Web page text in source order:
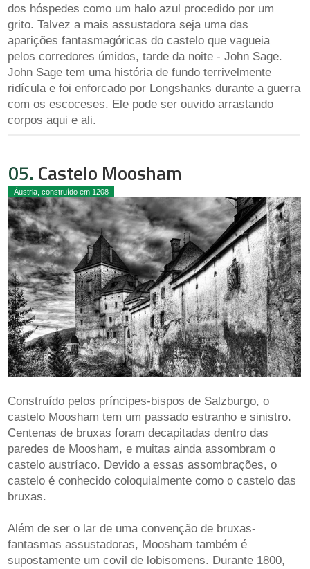
dos hóspedes como um halo azul procedido por um
grito. Talvez a mais assustadora seja uma das
aparições fantasmagóricas do castelo que vagueia
pelos corredores úmidos, tarde da noite - John Sage.
John Sage tem uma história de fundo terrivelmente
ridícula e foi enforcado por Longshanks durante a guerra
com os escoceses. Ele pode ser ouvido arrastando
corpos aqui e ali.
05. Castelo Moosham
Áustria, construído em 1208
Construído pelos príncipes-bispos de Salzburgo, o
castelo Moosham tem um passado estranho e sinistro.
Centenas de bruxas foram decapitadas dentro das
paredes de Moosham, e muitas ainda assombram o
castelo austríaco. Devido a essas assombrações, o
castelo é conhecido coloquialmente como o castelo das
bruxas.
Além de ser o lar de uma convenção de bruxas-
fantasmas assustadoras, Moosham também é
supostamente um covil de lobisomens. Durante 1800,